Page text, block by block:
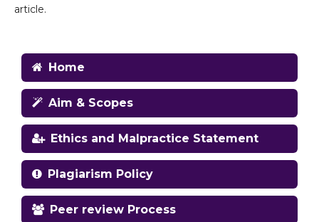
article.
Home
Aim & Scopes
Ethics and Malpractice Statement
Plagiarism Policy
Peer review Process